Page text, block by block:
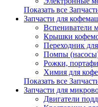
Показать все
Запчасти для
Вспениватели
Крышки
Переходник
Помпы
Рожки,
Химия для
Показать все
Запчасти для
Двигатели